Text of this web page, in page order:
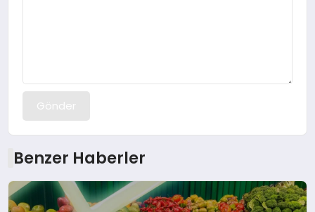
Gönder
Benzer Haberler